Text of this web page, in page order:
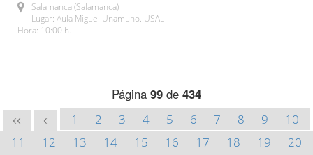
Salamanca (Salamanca)
Lugar: Aula Miguel Unamuno. USAL
Hora: 10:00 h.
Página 99 de 434
<< < 1 2 3 4 5 6 7 8 9
10
11
12 13 14 15 16 17 18 19
20